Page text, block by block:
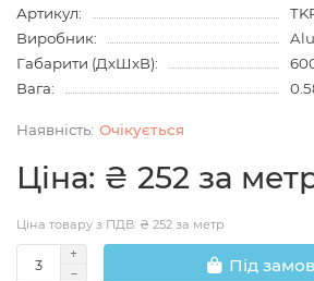
Артикул:
Виробник:
Габарити (ДхШхВ):
Вага:
Очiкується
Цiна: ₴ 252 за
Ціна товару з ПДВ: ₴ 252 за метр
Пiд